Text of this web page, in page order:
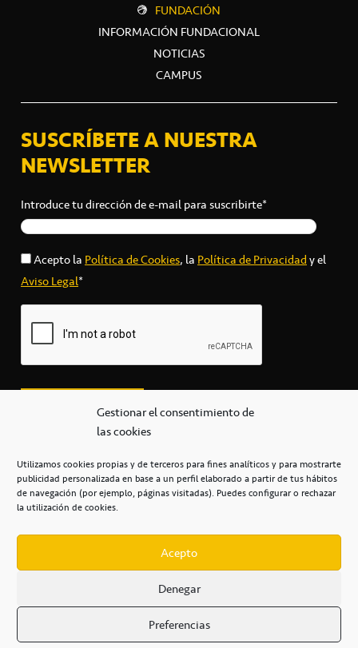
Gestionar el consentimiento de
las cookies
Utilizamos cookies propias y de terceros para fines analíticos y para mostrarte
publicidad personalizada en base a un perfil elaborado a partir de tus hábitos
de navegación (por ejemplo, páginas visitadas). Puedes configurar o rechazar
la utilización de cookies.
Acepto
Denegar
Preferencias
FUNDACIÓN
INFORMACIÓN FUNDACIONAL
NOTICIAS
CAMPUS
SUSCRÍBETE A NUESTRA
NEWSLETTER
Introduce tu dirección de e-mail para suscribirte*
Acepto laPolítica de Cookies, laPolítica de Privacidady el
Aviso Legal*
secretaria@cbcanarias.es
+34 922 253 684
Casa del Deporte / 38108 – La Laguna
POLÍTICA DE PRIVACIDAD / POLÍTICA DE COOKIES /
AVISO LEGAL / CONDICIONES